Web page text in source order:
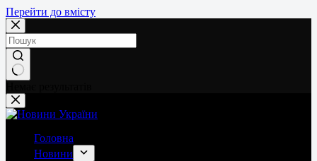
Перейти до вмісту
Головна
Новини